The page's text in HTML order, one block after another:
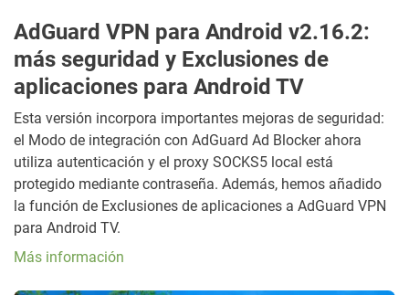
AdGuard VPN para Android v2.16.2:
más seguridad y Exclusiones de
aplicaciones para Android TV
Esta versión incorpora importantes mejoras de seguridad:
el Modo de integración con AdGuard Ad Blocker ahora
utiliza autenticación y el proxy SOCKS5 local está
protegido mediante contraseña. Además, hemos añadido
la función de Exclusiones de aplicaciones a AdGuard VPN
para Android TV.
Más información